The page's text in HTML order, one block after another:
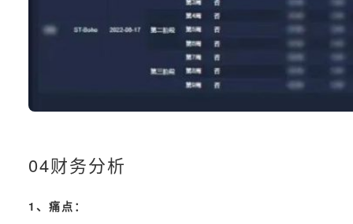
04财务分析
1、痛点：